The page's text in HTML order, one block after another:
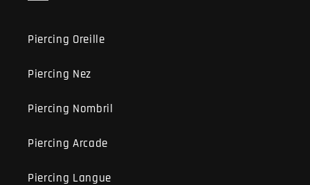
Piercing Oreille
Piercing Nez
Piercing Nombril
Piercing Arcade
Piercing Langue